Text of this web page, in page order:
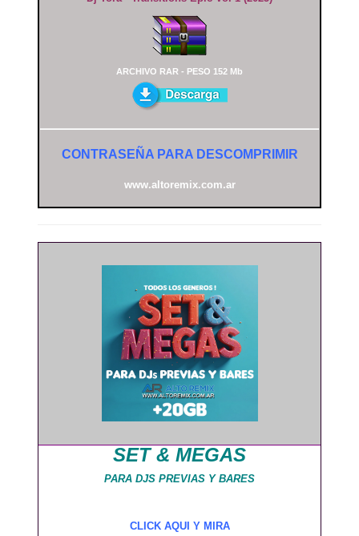
ARCHIVO RAR - PESO 152 Mb
CONTRASEÑA PARA DESCOMPRIMIR
www.altoremix.com.ar
SET & MEGAS
PARA DJS PREVIAS Y BARES
CLICK AQUI Y MIRA